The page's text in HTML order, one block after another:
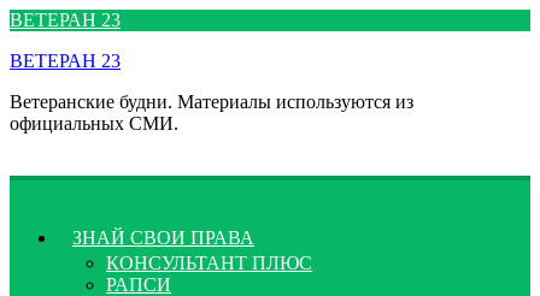
Перейти
содержимому
ВЕТЕРАН 23
ВЕТЕРАН 23
Ветеранские будни. Материалы используются из
официальных СМИ.
ЗНАЙ СВОИ ПРАВА
КОНСУЛЬТАНТ ПЛЮС
РАПСИ